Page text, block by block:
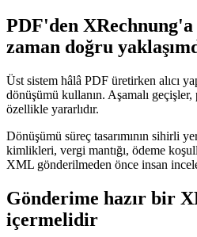
PDF'den XRechnung'a
zaman doğru
Üst sistem hâlâ PDF üretirken alıcı
dönüşümü kullanın. Aşamalı
özellikle yararlıdır.
Dönüşümü süreç tasarımının sihirli
kimlikleri, vergi mantığı, ödeme
XML gönderilmeden önce insan
Gönderime hazır bir
içermelidir